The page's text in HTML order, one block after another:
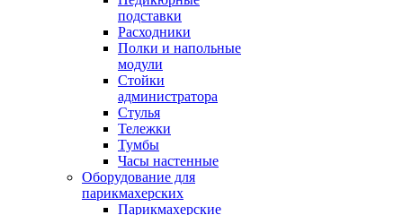
подставки
Расходники
Полки и напольные
модули
Стойки
администратора
Стулья
Тележки
Тумбы
Часы настенные
Оборудование для
парикмахерских
Парикмахерские